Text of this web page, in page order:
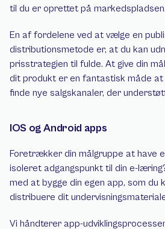
til du er oprettet på markedspladsen.
En af fordelene ved at vælge en
distributionsmetode er, at du kan
prisstrategien til fulde. At give din
dit produkt er en fantastisk måde at
finde nye salgskanaler, der
IOS og Android apps
Foretrækker din målgruppe at have
isoleret adgangspunkt til din e-
med at bygge din egen app, som du
distribuere dit
Vi håndterer app-